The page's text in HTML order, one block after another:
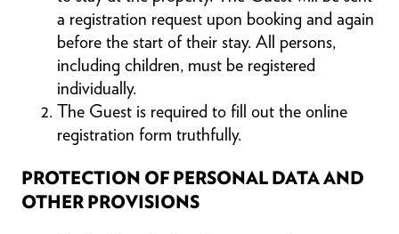
a registration request upon booking and again
before the start of their stay. All persons,
including children, must be registered
individually.
The Guest is required to fill out the online
registration form truthfully.
PROTECTION OF PERSONAL DATA AND
OTHER PROVISIONS